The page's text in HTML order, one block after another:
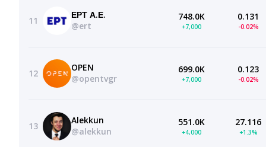
11
ΕΡΤ Α.Ε.
@ert
748.0K
+7,000
0.131
-0.02%
12
OPEN
@opentvgr
699.0K
+7,000
0.123
-0.02%
13
Alekkun
@alekkun
551.0K
+4,000
27.116
+1.3%